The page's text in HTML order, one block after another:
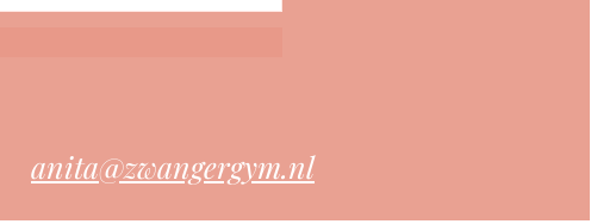
anita@zwangergym.nl